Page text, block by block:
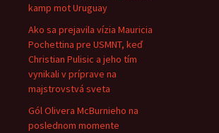
kamp mot Uruguay
Ako sa prejavila vízia Mauricia
Pochettina pre USMNT, keď
Christian Pulisic a jeho tím
vynikali v príprave na
majstrovstvá sveta
Gól Olivera McBurnieho na
poslednom momente